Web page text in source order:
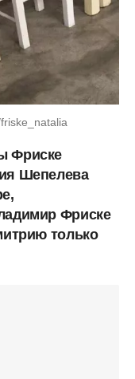
Фриске
Шепелева
Фриске
только